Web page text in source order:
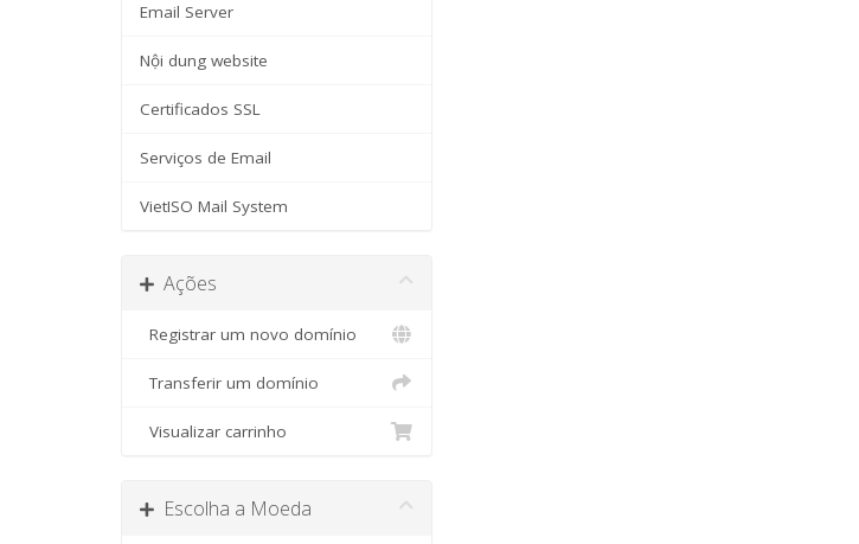
Email Server
Nội dung website
Certificados SSL
Serviços de Email
VietISO Mail System
Ações
Registrar um novo domínio
Transferir um domínio
Visualizar carrinho
Escolha a Moeda